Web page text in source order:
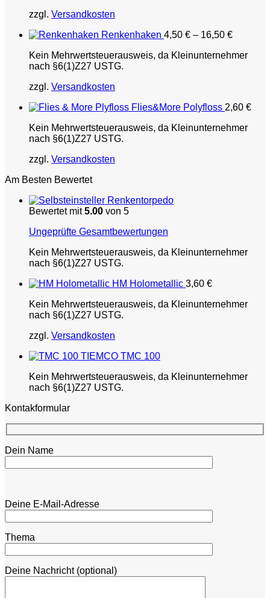
zzgl. Versandkosten
Renkenhaken 4,50 € – 16,50 €
Kein Mehrwertsteuerausweis, da Kleinunternehmer
nach §6(1)Z27 USTG.
zzgl. Versandkosten
Flies&More Polyfloss 2,60 €
Kein Mehrwertsteuerausweis, da Kleinunternehmer
nach §6(1)Z27 USTG.
zzgl. Versandkosten
Am Besten Bewertet
Renkentorpedo
Bewertet mit5.00 von 5
Ungeprüfte Gesamtbewertungen
Kein Mehrwertsteuerausweis, da Kleinunternehmer
nach §6(1)Z27 USTG.
HM Holometallic 3,60 €
Kein Mehrwertsteuerausweis, da Kleinunternehmer
nach §6(1)Z27 USTG.
zzgl. Versandkosten
TIEMCO TMC 100
Kein Mehrwertsteuerausweis, da Kleinunternehmer
nach §6(1)Z27 USTG.
Kontakformular
Dein Name
Deine E-Mail-Adresse
Thema
Deine Nachricht (optional)